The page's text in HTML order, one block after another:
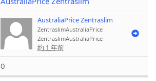
AustraliaPrice Zentraslim
ZentraslimAustraliaPrice
ZentraslimAustraliaPrice
約 1 年前
0